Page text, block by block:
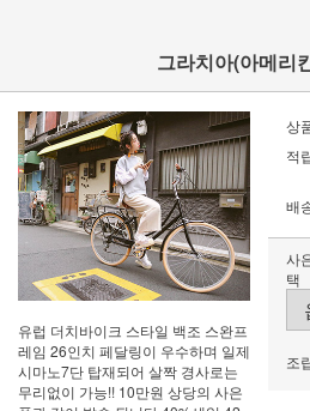
그라치아(아메리
유럽 더치바이크 스타일 백조 스완프
레임 26인치 페달링이 우수하며 일제
시마노7단 탑재되어 살짝 경사로는
무리없이 가능!! 10만원 상당의 사은
상
적
배
사
택
조